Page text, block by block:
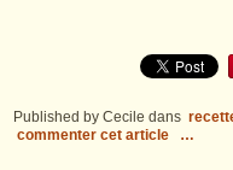
Published by Cecile dans
commenter cet article
…